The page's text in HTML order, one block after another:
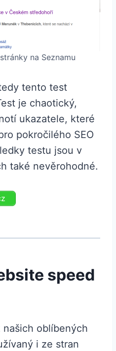
na Seznamu
tento test
je chaotický,
ukazatele, které
pokročilého SEO
testu jsou v
také nevěrohodné.
speed
oblíbených
i ze stran